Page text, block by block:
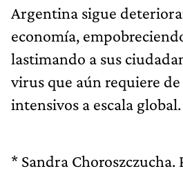
Argentina sigue
economía,
lastimando a sus
virus que aún requiere
intensivos a escala global.
* Sandra Choroszczucha.